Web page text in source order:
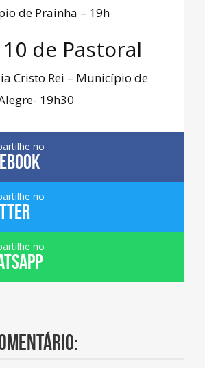
de Prainha – 19h
de Pastoral
Cristo Rei – Município de
19h30
no
no
no